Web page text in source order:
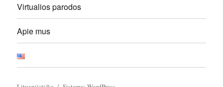
Virtualios parodos
Apie mus